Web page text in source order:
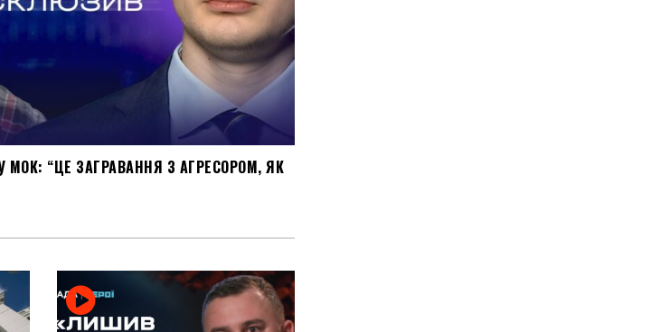
“ЦЕ ЗАГРАВАННЯ З АГРЕСОРОМ, ЯК